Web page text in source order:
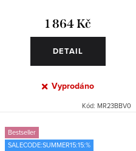
1 864 Kč
DETAIL
Vyprodáno
Kód: MR23BBV0
Bestseller
SALECODE:SUMMER15:15:%